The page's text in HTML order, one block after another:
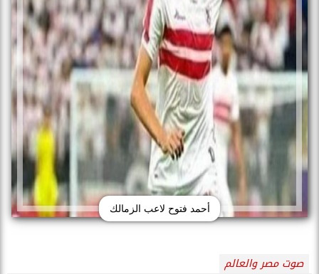
أحمد فتوح لاعب الزمالك
صوت مصر والعالم